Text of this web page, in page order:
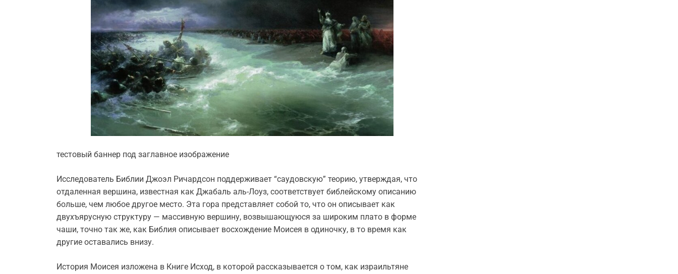
тестовый баннер под заглавное изображение
Исследователь Библии Джоэл Ричардсон поддерживает “саудовскую” теорию, утверждая, что
отдаленная вершина, известная как Джабаль аль-Лоуз, соответствует библейскому описанию
больше, чем любое другое место. Эта гора представляет собой то, что он описывает как
двухъярусную структуру — массивную вершину, возвышающуюся за широким плато в форме
чаши, точно так же, как Библия описывает восхождение Моисея в одиночку, в то время как
другие оставались внизу.
История Моисея изложена в Книге Исход, в которой рассказывается о том, как израильтяне